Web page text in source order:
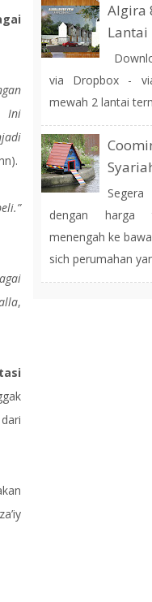
Ini
,
Algira
Lantai
via Dropbox -
mewah 2 lantai
dengan harga
menengah ke
sich perumahan